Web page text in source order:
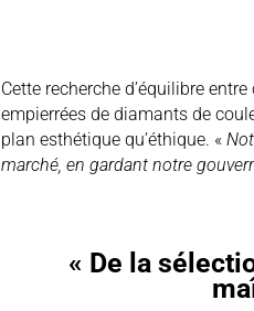
Cette recherche d’équilibre
empierrées de diamants de
plan esthétique qu’éthique. «
marché, en gardant notre
« De la